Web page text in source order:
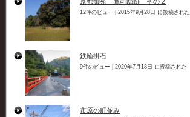
12件のビュー 2015年9月28日 に投稿された
鉄輪掛石
9件のビュー 2020年7月18日 に投稿された
市原の町並み